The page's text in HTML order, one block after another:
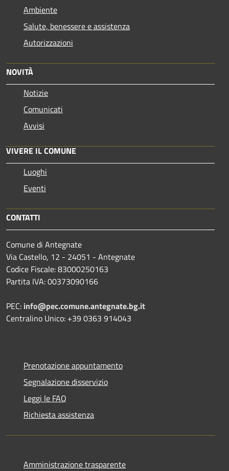
Ambiente
Salute, benessere e assistenza
Autorizzazioni
NOVITÀ
Notizie
Comunicati
Avvisi
VIVERE IL COMUNE
Luoghi
Eventi
CONTATTI
Comune di Antegnate
Via Castello, 12 - 24051 - Antegnate
Codice Fiscale: 83000250163
Partita IVA: 00373090166
PEC: info@pec.comune.antegnate.bg.it
Centralino Unico: +39 0363 914043
Prenotazione appuntamento
Segnalazione disservizio
Leggi le FAQ
Richiesta assistenza
Amministrazione trasparente